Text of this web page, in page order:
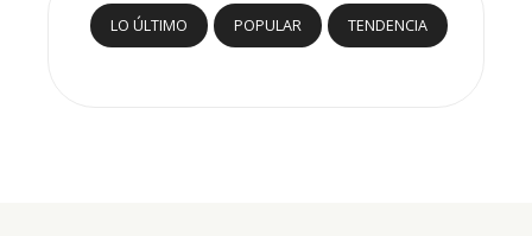
LO ÚLTIMO POPULAR TENDENCIA